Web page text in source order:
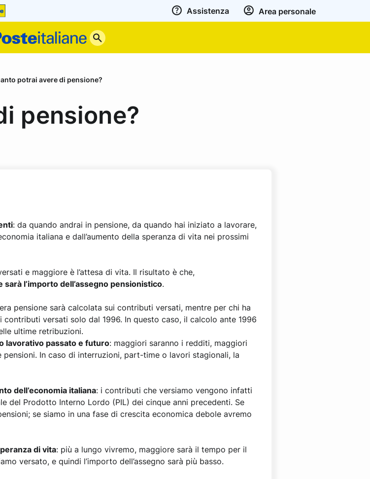
Assistenza Area personale
potrai avere di pensione?
pensione?
: da quando andrai in pensione, da quando hai iniziato a lavorare,
italiana e dall’aumento della speranza di vita nei prossimi
e maggiore è l’attesa di vita. Il risultato è che,
l’importo dell’assegno pensionistico.
pensione sarà calcolata sui contributi versati, mentre per chi ha
versati solo dal 1996. In questo caso, il calcolo ante 1996
ultime retribuzioni.
lavorativo passato e futuro: maggiori saranno i redditi, maggiori
In caso di interruzioni, part-time o lavori stagionali, la
dell’economia italiana: i contributi che versiamo vengono infatti
del Prodotto Interno Lordo (PIL) dei cinque anni precedenti. Se
se siamo in una fase di crescita economica debole avremo
di vita: più a lungo vivremo, maggiore sarà il tempo per il
versato, e quindi l’importo dell’assegno sarà più basso.